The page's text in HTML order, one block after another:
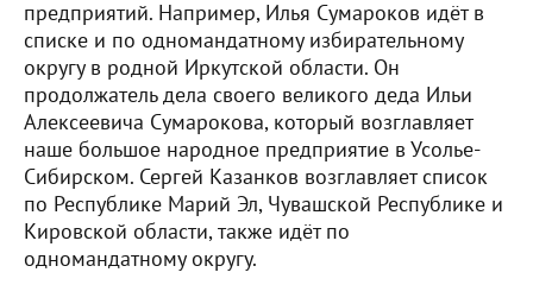
предприятий. Например, Илья Сумароков идёт в
списке и по одномандатному избирательному
округу в родной Иркутской области. Он
продолжатель дела своего великого деда Ильи
Алексеевича Сумарокова, который возглавляет
наше большое народное предприятие в Усолье-
Сибирском. Сергей Казанков возглавляет список
по Республике Марий Эл, Чувашской Республике и
Кировской области, также идёт по
одномандатному округу.